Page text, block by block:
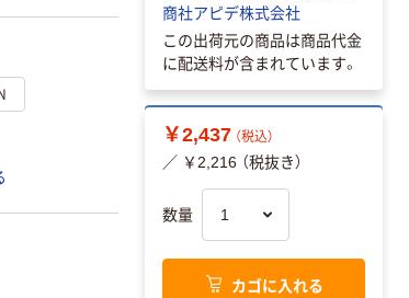
商社アピデ株式会社
この出荷元の商品は商品代金
に配送料が含まれています。
￥2,437 （税込）
／ ￥2,216 （税抜き）
数量
カゴに入れる